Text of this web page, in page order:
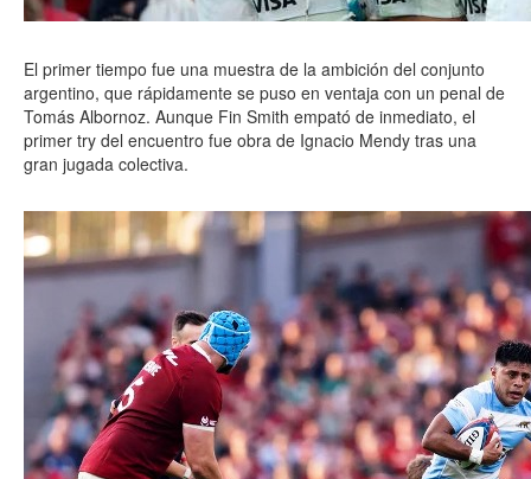
El primer tiempo fue una muestra de la ambición del conjunto
argentino, que rápidamente se puso en ventaja con un penal de
Tomás Albornoz. Aunque Fin Smith empató de inmediato, el
primer try del encuentro fue obra de Ignacio Mendy tras una
gran jugada colectiva.